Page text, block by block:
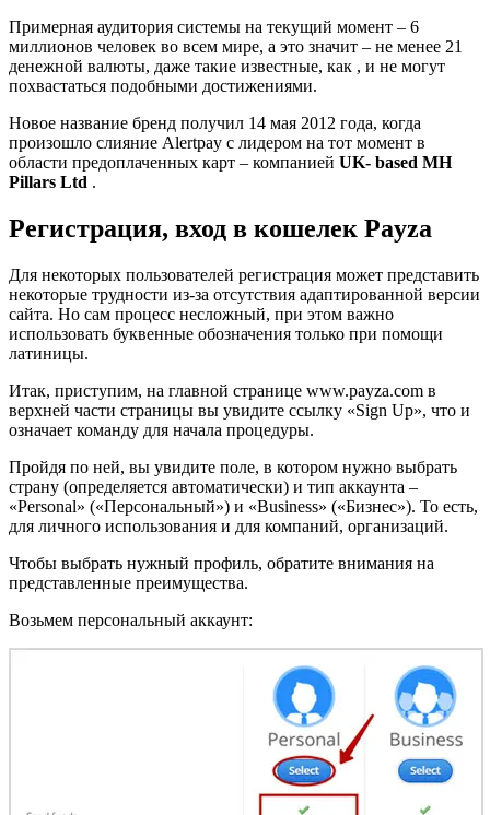
Примерная аудитория системы на текущий момент – 6
миллионов человек во всем мире, а это значит – не менее 21
денежной валюты, даже такие известные, как , и не могут
похвастаться подобными достижениями.
Новое название бренд получил 14 мая 2012 года, когда
произошло слияние Alertpay с лидером на тот момент в
области предоплаченных карт – компанией UK- based MH
Pillars Ltd .
Регистрация, вход в кошелек Payza
Для некоторых пользователей регистрация может представить
некоторые трудности из-за отсутствия адаптированной версии
сайта. Но сам процесс несложный, при этом важно
использовать буквенные обозначения только при помощи
латиницы.
Итак, приступим, на главной странице www.payza.com в
верхней части страницы вы увидите ссылку «Sign Up», что и
означает команду для начала процедуры.
Пройдя по ней, вы увидите поле, в котором нужно выбрать
страну (определяется автоматически) и тип аккаунта –
«Personal» («Персональный») и «Business» («Бизнес»). То есть,
для личного использования и для компаний, организаций.
Чтобы выбрать нужный профиль, обратите внимания на
представленные преимущества.
Возьмем персональный аккаунт: